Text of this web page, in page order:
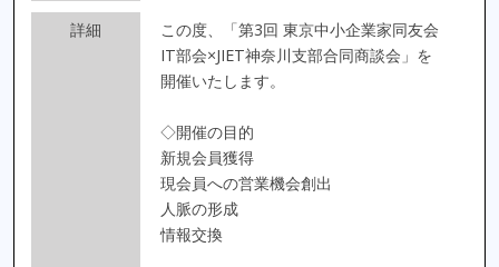
詳細
この度、「第3回 東京中小企業家同友会
IT部会×JIET神奈川支部合同商談会」を
開催いたします。
◇開催の目的
新規会員獲得
現会員への営業機会創出
人脈の形成
情報交換